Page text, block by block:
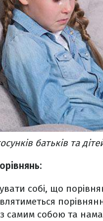
батьків та
собі, що
самим собою та